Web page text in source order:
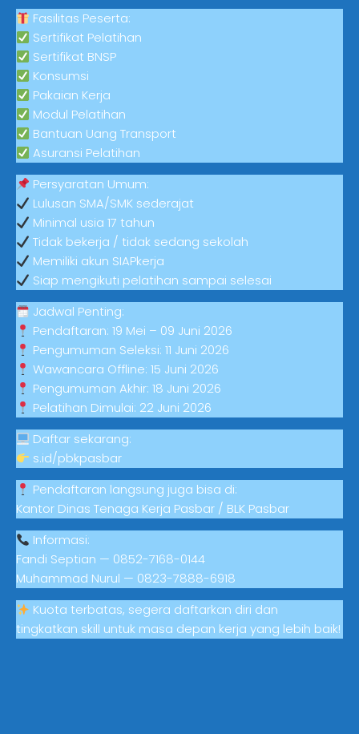
Fasilitas Peserta:
Sertifikat Pelatihan
Sertifikat BNSP
Konsumsi
Pakaian Kerja
Modul Pelatihan
Bantuan Uang Transport
Asuransi Pelatihan
Persyaratan Umum:
Lulusan SMA/SMK sederajat
Minimal usia 17 tahun
Tidak bekerja / tidak sedang sekolah
Memiliki akun SIAPkerja
Siap mengikuti pelatihan sampai selesai
Jadwal Penting:
Pendaftaran: 19 Mei – 09 Juni 2026
Pengumuman Seleksi: 11 Juni 2026
Wawancara Offline: 15 Juni 2026
Pengumuman Akhir: 18 Juni 2026
Pelatihan Dimulai: 22 Juni 2026
Daftar sekarang:
s.id/pbkpasbar
Pendaftaran langsung juga bisa di:
Kantor Dinas Tenaga Kerja Pasbar / BLK Pasbar
Informasi:
Fandi Septian — 0852-7168-0144
Muhammad Nurul — 0823-7888-6918
Kuota terbatas, segera daftarkan diri dan
tingkatkan skill untuk masa depan kerja yang lebih baik!